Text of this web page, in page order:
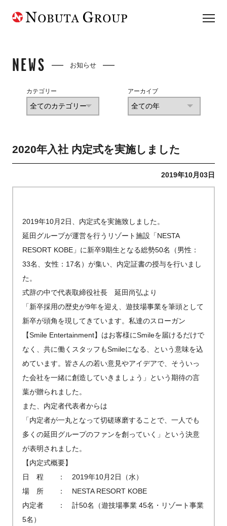
NEWS お知らせ
カテゴリー アーカイブ
2020年入社 内定式を実施しました
2019年10月03日
2019年10月2日、内定式を実施致しました。
延田グループが運営を行うリゾート施設「NESTA
RESORT KOBE」に新卒9期生となる総勢50名（男性：
33名、女性：17名）が集い、内定証書の授与を行いまし
た。
式辞の中で代表取締役社長 延田尚弘より
「新卒採用の歴史が9年を迎え、遊技場事業を筆頭として
新卒が頭角を現してきています。私達のスローガン
【Smile Entertainment】はお客様にSmileを届けるだけで
なく、共に働くスタッフもSmileになる、という意味を込
めています。皆さんの若い意見やアイデアで、そういっ
た会社を一緒に創造していきましょう」という期待の言
葉が贈られました。
また、内定者代表者からは
「内定者が一丸となって切磋琢磨することで、一人でも
多くの延田グループのファンを創っていく」という決意
が表明されました。
【内定式概要】
日 程 ： 2019年10月2日（水）
場 所 ： NESTA RESORT KOBE
内定者 ： 計50名（遊技場事業 45名・リゾート事業
5名）